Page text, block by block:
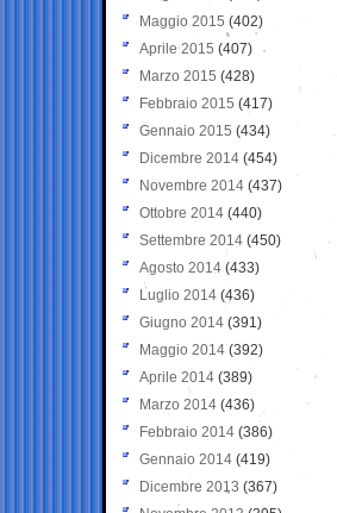
Maggio 2015 (402)
Aprile 2015 (407)
Marzo 2015 (428)
Febbraio 2015 (417)
Gennaio 2015 (434)
Dicembre 2014 (454)
Novembre 2014 (437)
Ottobre 2014 (440)
Settembre 2014 (450)
Agosto 2014 (433)
Luglio 2014 (436)
Giugno 2014 (391)
Maggio 2014 (392)
Aprile 2014 (389)
Marzo 2014 (436)
Febbraio 2014 (386)
Gennaio 2014 (419)
Dicembre 2013 (367)